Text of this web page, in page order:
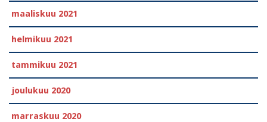
maaliskuu 2021
helmikuu 2021
tammikuu 2021
joulukuu 2020
marraskuu 2020